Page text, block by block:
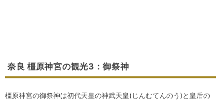
奈良 橿原神宮の観光3：御祭神
橿原神宮の御祭神は初代天皇の神武天皇(じんむてんのう)と皇后の